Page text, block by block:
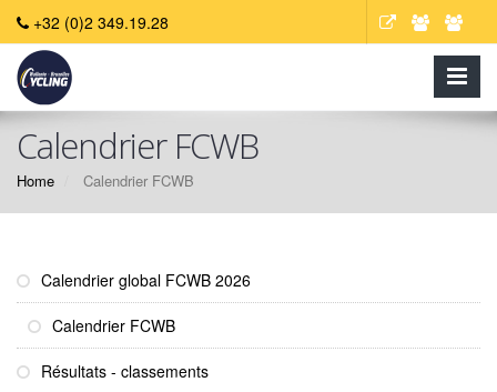
+32 (0)2 349.19.28
Calendrier FCWB
Home Calendrier FCWB
Calendrier global FCWB 2026
Calendrier FCWB
Résultats - classements